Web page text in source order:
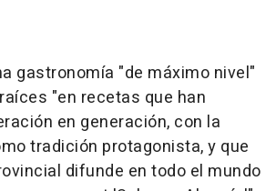
gastronomía "de máximo nivel"
"en recetas que han
en generación, con la
tradición protagonista, y que
difunde en todo el mundo